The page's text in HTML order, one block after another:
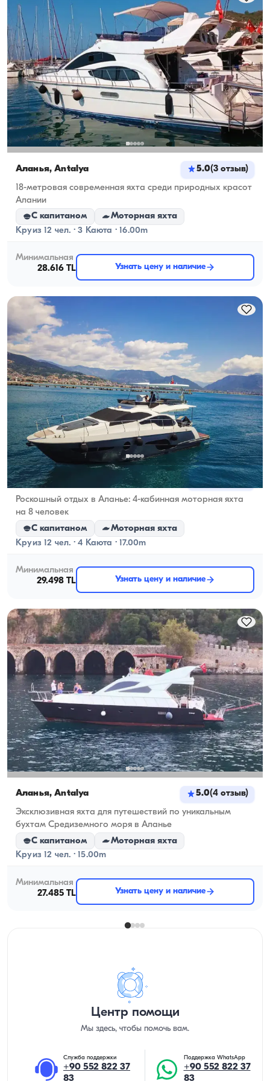
Аланья, Antalya 5.0(3 отзыв)
18-метровая современная яхта среди природных красот
Алании
С капитаном
Моторная яхта
Круиз 12 чел. · 3 Каюта · 16.00m
Минимальная
28.616 TL
Узнать цену и наличие
Аланья, Antalya Новая лодка
Роскошный отдых в Аланье: 4-кабинная моторная яхта
на 8 человек
С капитаном
Моторная яхта
Круиз 12 чел. · 4 Каюта · 17.00m
Минимальная
29.498 TL
Узнать цену и наличие
Аланья, Antalya 5.0(4 отзыв)
Эксклюзивная яхта для путешествий по уникальным
бухтам Средиземного моря в Аланье
С капитаном
Моторная яхта
Круиз 12 чел. · 15.00m
Минимальная
27.485 TL
Узнать цену и наличие
Центр помощи
Мы здесь, чтобы помочь вам.
Служба поддержки
+90 552 822 37
83
Поддержка WhatsApp
+90 552 822 37
83